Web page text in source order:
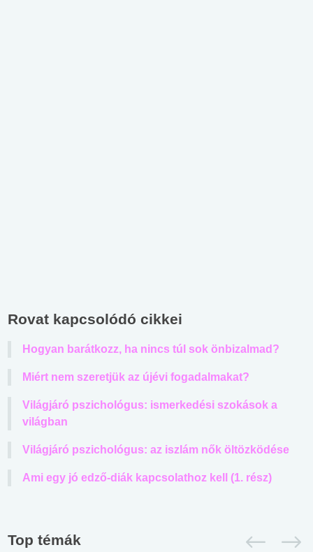
Rovat kapcsolódó cikkei
Hogyan barátkozz, ha nincs túl sok önbizalmad?
Miért nem szeretjük az újévi fogadalmakat?
Világjáró pszichológus: ismerkedési szokások a
világban
Világjáró pszichológus: az iszlám nők öltözködése
Ami egy jó edző-diák kapcsolathoz kell (1. rész)
Top témák